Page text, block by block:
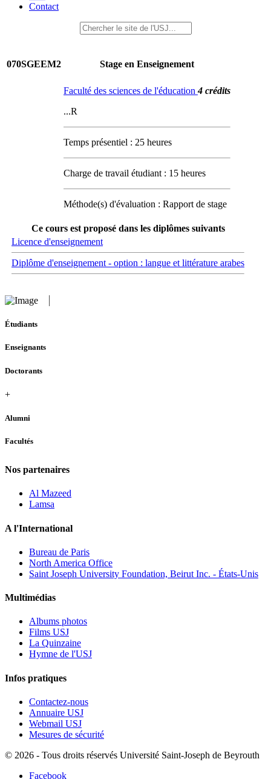
Contact
070SGEEM2 Stage en Enseignement
Faculté des sciences de l'éducation4 crédits
...R
Temps présentiel : 25 heures
Charge de travail étudiant : 15 heures
Méthode(s) d'évaluation : Rapport de stage
Ce cours est proposé dans les diplômes suivants
Licence d'enseignement
Diplôme d'enseignement - option : langue et littérature arabes
Étudiants
Enseignants
Doctorants
+
Alumni
Facultés
Nos partenaires
Al Mazeed
Lamsa
A l'International
Bureau de Paris
North America Office
Saint Joseph University Foundation, Beirut Inc. - États-Unis
Multimédias
Albums photos
Films USJ
La Quinzaine
Hymne de l'USJ
Infos pratiques
Contactez-nous
Annuaire USJ
Webmail USJ
Mesures de sécurité
© 2026 - Tous droits réservés Université Saint-Joseph de Beyrouth
Facebook